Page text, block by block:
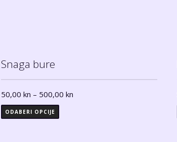
Snaga bure
50,00kn – 500,00kn
ODABERI OPCIJE